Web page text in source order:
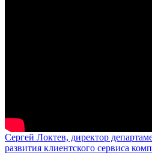
Сергей Локтев, директор
развития клиентского сервиса